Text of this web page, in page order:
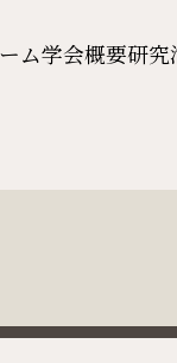
ム学会概要研究